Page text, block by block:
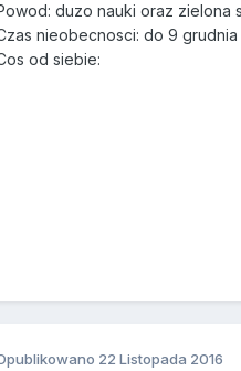
duzo nauki oraz zielona
nieobecnosci: do 9 grudnia
od siebie:
22 Listopada 2016